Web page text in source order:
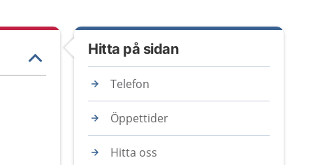
Hitta på sidan
Telefon
Öppettider
Hitta oss